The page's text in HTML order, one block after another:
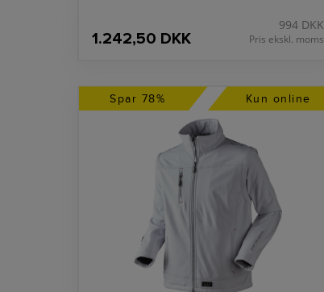
1.242,50 DKK
994 DKK
Pris ekskl. moms
Spar 78% Kun online